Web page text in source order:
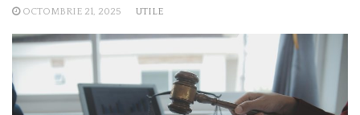
OCTOMBRIE 21, 2025 UTILE